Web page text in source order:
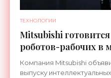
ТЕХНОЛОГИИ
Mitsubishi
роботов-рабочих в
Компания Mitsubishi
выпуску